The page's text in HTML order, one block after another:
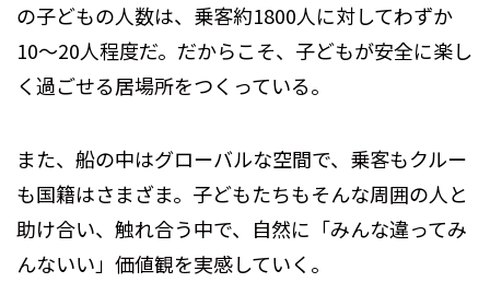
の子どもの人数は、乗客約1800人に対してわずか
10～20人程度だ。だからこそ、子どもが安全に楽し
く過ごせる居場所をつくっている。
また、船の中はグローバルな空間で、乗客もクルー
も国籍はさまざま。子どもたちもそんな周囲の人と
助け合い、触れ合う中で、自然に「みんな違ってみ
んないい」価値観を実感していく。